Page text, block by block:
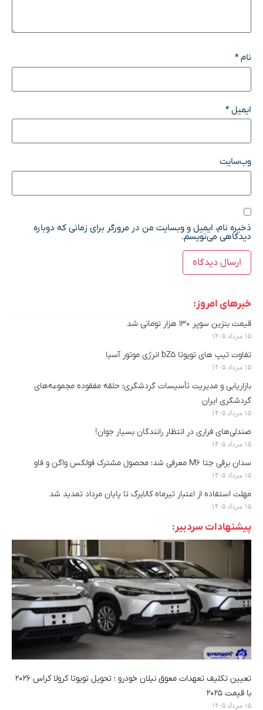
نام*
ایمیل*
وب‌سایت
ذخیره نام، ایمیل و وبسایت من در مرورگر برای زمانی که دوباره
دیدگاهی می‌نویسم.
خبرهای امروز:
قیمت بنزین سوپر ۱۳۰ هزار تومانی شد
۱۵ مرداد ۱۴۰۵
تفاوت تیپ های تویوتا bZ5 انرژی موتور آسیا
۱۵ مرداد ۱۴۰۵
بازاریابی و مدیریت تأسیسات گردشگری؛ حلقه مفقوده مجموعه‌های
گردشگری ایران
۱۵ مرداد ۱۴۰۵
صندلی‌های فراری در انتظار رانندگان بسیار جوان!
۱۵ مرداد ۱۴۰۵
سدان برقی جتا M6 معرفی شد؛ محصول مشترک فولکس واگن و فاو
۱۵ مرداد ۱۴۰۵
مهلت استفاده از اعتبار تیرماه کالابرگ تا پایان مرداد تمدید شد
۱۵ مرداد ۱۴۰۵
پیشنهادات سردبیر:
تعیین تکلیف تعهدات معوق نیلان خودرو ؛ تحویل تویوتا کرولا کراس ۲۰۲۶
با قیمت ۲۰۲۵
۱۵ مرداد ۱۴۰۵